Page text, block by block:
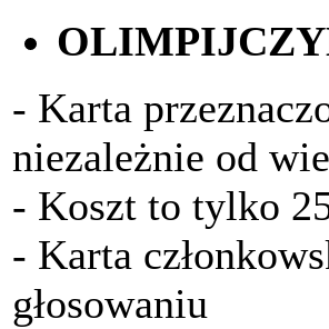
- Karta
niezależnie od
- Koszt to tylko
- Karta
głosowaniu